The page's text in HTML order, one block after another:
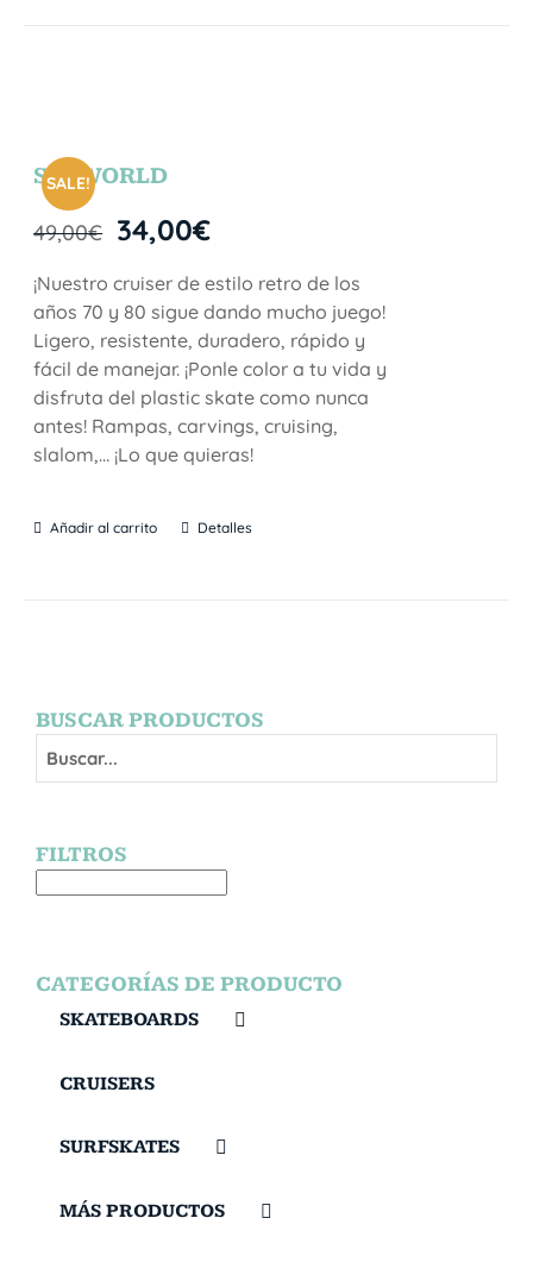
SALE!
SEAWORLD
49,00€ 34,00€
¡Nuestro cruiser de estilo retro de los
años 70 y 80 sigue dando mucho juego!
Ligero, resistente, duradero, rápido y
fácil de manejar. ¡Ponle color a tu vida y
disfruta del plastic skate como nunca
antes! Rampas, carvings, cruising,
slalom,… ¡Lo que quieras!
Añadir al carrito Detalles
BUSCAR PRODUCTOS
FILTROS
CATEGORÍAS DE PRODUCTO
SKATEBOARDS
CRUISERS
SURFSKATES
MÁS PRODUCTOS